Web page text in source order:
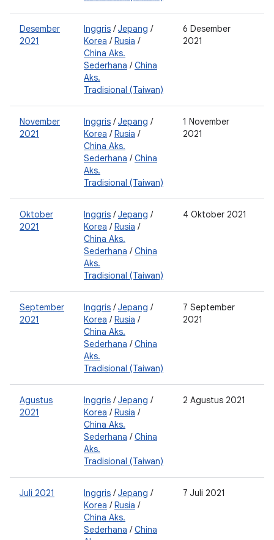
Desember
2021
Inggris /Jepang /
Korea /Rusia /
China Aks.
Sederhana /China
Aks.
Tradisional (Taiwan)
6 Desember
2021
November
2021
Inggris /Jepang /
Korea /Rusia /
China Aks.
Sederhana /China
Aks.
Tradisional (Taiwan)
1 November
2021
Oktober
2021
Inggris /Jepang /
Korea /Rusia /
China Aks.
Sederhana /China
Aks.
Tradisional (Taiwan)
4 Oktober 2021
September
2021
Inggris /Jepang /
Korea /Rusia /
China Aks.
Sederhana /China
Aks.
Tradisional (Taiwan)
7 September
2021
Agustus
2021
Inggris /Jepang /
Korea /Rusia /
China Aks.
Sederhana /China
Aks.
Tradisional (Taiwan)
2 Agustus 2021
Juli 2021 Inggris /Jepang /
Korea /Rusia /
China Aks.
Sederhana /China
7 Juli 2021